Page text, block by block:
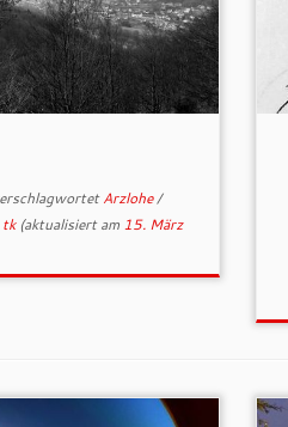
Arzlohe/
tk(aktualisiert am 15. März